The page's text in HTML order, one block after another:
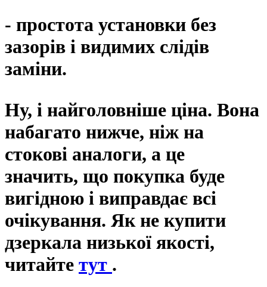
- простота установки без
зазорів і видимих ​​слідів
заміни.
Ну, і найголовніше ціна. Вона
набагато нижче, ніж на
стокові аналоги, а це
значить, що покупка буде
вигідною і виправдає всі
очікування. Як не купити
дзеркала низької якості,
читайте тут .